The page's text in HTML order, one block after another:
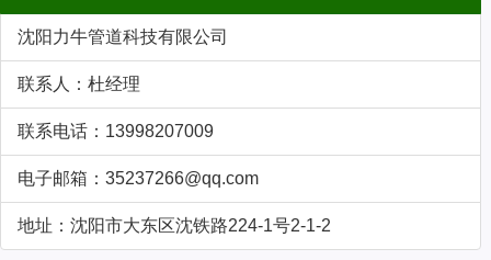
沈阳力牛管道科技有限公司
联系人：杜经理
联系电话：13998207009
电子邮箱：35237266@qq.com
地址：沈阳市大东区沈铁路224-1号2-1-2